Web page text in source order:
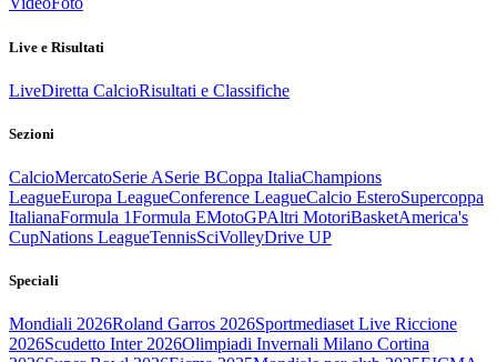
Live e Risultati
LiveDiretta CalcioRisultati e Classifiche
Sezioni
CalcioMercatoSerie ASerie BCoppa ItaliaChampions
LeagueEuropa LeagueConference LeagueCalcio EsteroSupercoppa
ItalianaFormula 1Formula EMotoGPAltri MotoriBasketAmerica's
CupNations LeagueTennisSciVolleyDrive UP
Speciali
Mondiali 2026Roland Garros 2026Sportmediaset Live Riccione
2026Scudetto Inter 2026Olimpiadi Invernali Milano Cortina